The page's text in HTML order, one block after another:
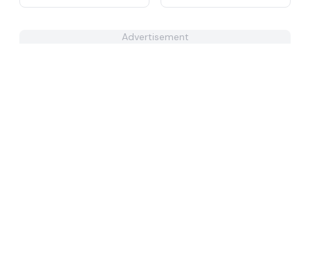
Unblocked
Demolition
Advertisement